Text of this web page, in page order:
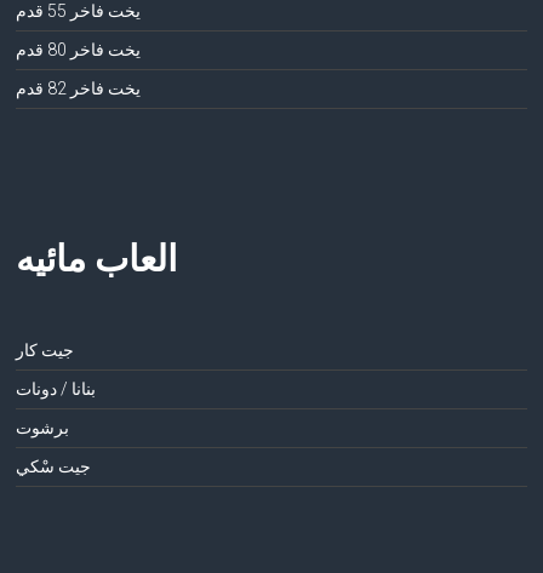
يخت فاخر 55 قدم
يخت فاخر 80 قدم
يخت فاخر 82 قدم
العاب مائيه
جيت كار
بنانا / دونات
برشوت
جيت سْكي